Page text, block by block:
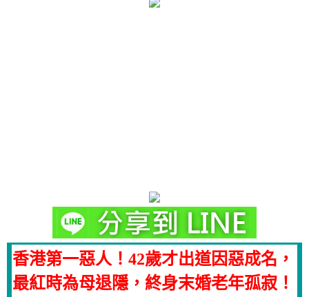
香港第一惡人！42歲才出道因惡成名，
最紅時為母退隱，終身末婚老年孤寂！